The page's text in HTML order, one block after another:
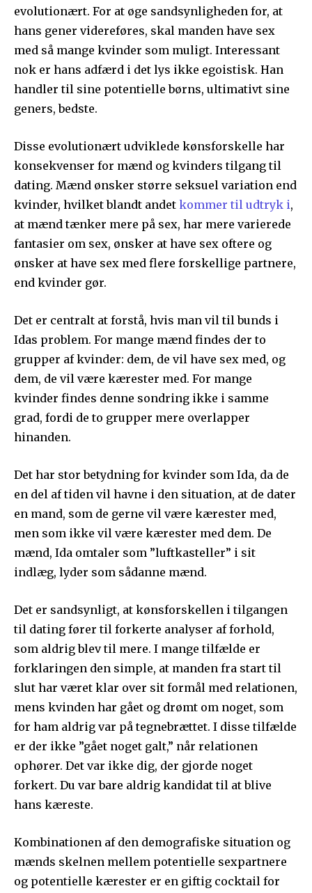
evolutionært. For at øge sandsynligheden for, at
hans gener videreføres, skal manden have sex
med så mange kvinder som muligt. Interessant
nok er hans adfærd i det lys ikke egoistisk. Han
handler til sine potentielle børns, ultimativt sine
geners, bedste.
Disse evolutionært udviklede kønsforskelle har
konsekvenser for mænd og kvinders tilgang til
dating. Mænd ønsker større seksuel variation end
kvinder, hvilket blandt andet kommer til udtryk i,
at mænd tænker mere på sex, har mere varierede
fantasier om sex, ønsker at have sex oftere og
ønsker at have sex med flere forskellige partnere,
end kvinder gør.
Det er centralt at forstå, hvis man vil til bunds i
Idas problem. For mange mænd findes der to
grupper af kvinder: dem, de vil have sex med, og
dem, de vil være kærester med. For mange
kvinder findes denne sondring ikke i samme
grad, fordi de to grupper mere overlapper
hinanden.
Det har stor betydning for kvinder som Ida, da de
en del af tiden vil havne i den situation, at de dater
en mand, som de gerne vil være kærester med,
men som ikke vil være kærester med dem. De
mænd, Ida omtaler som ”luftkasteller” i sit
indlæg, lyder som sådanne mænd.
Det er sandsynligt, at kønsforskellen i tilgangen
til dating fører til forkerte analyser af forhold,
som aldrig blev til mere. I mange tilfælde er
forklaringen den simple, at manden fra start til
slut har været klar over sit formål med relationen,
mens kvinden har gået og drømt om noget, som
for ham aldrig var på tegnebrættet. I disse tilfælde
er der ikke ”gået noget galt,” når relationen
ophører. Det var ikke dig, der gjorde noget
forkert. Du var bare aldrig kandidat til at blive
hans kæreste.
Kombinationen af den demografiske situation og
mænds skelnen mellem potentielle sexpartnere
og potentielle kærester er en giftig cocktail for